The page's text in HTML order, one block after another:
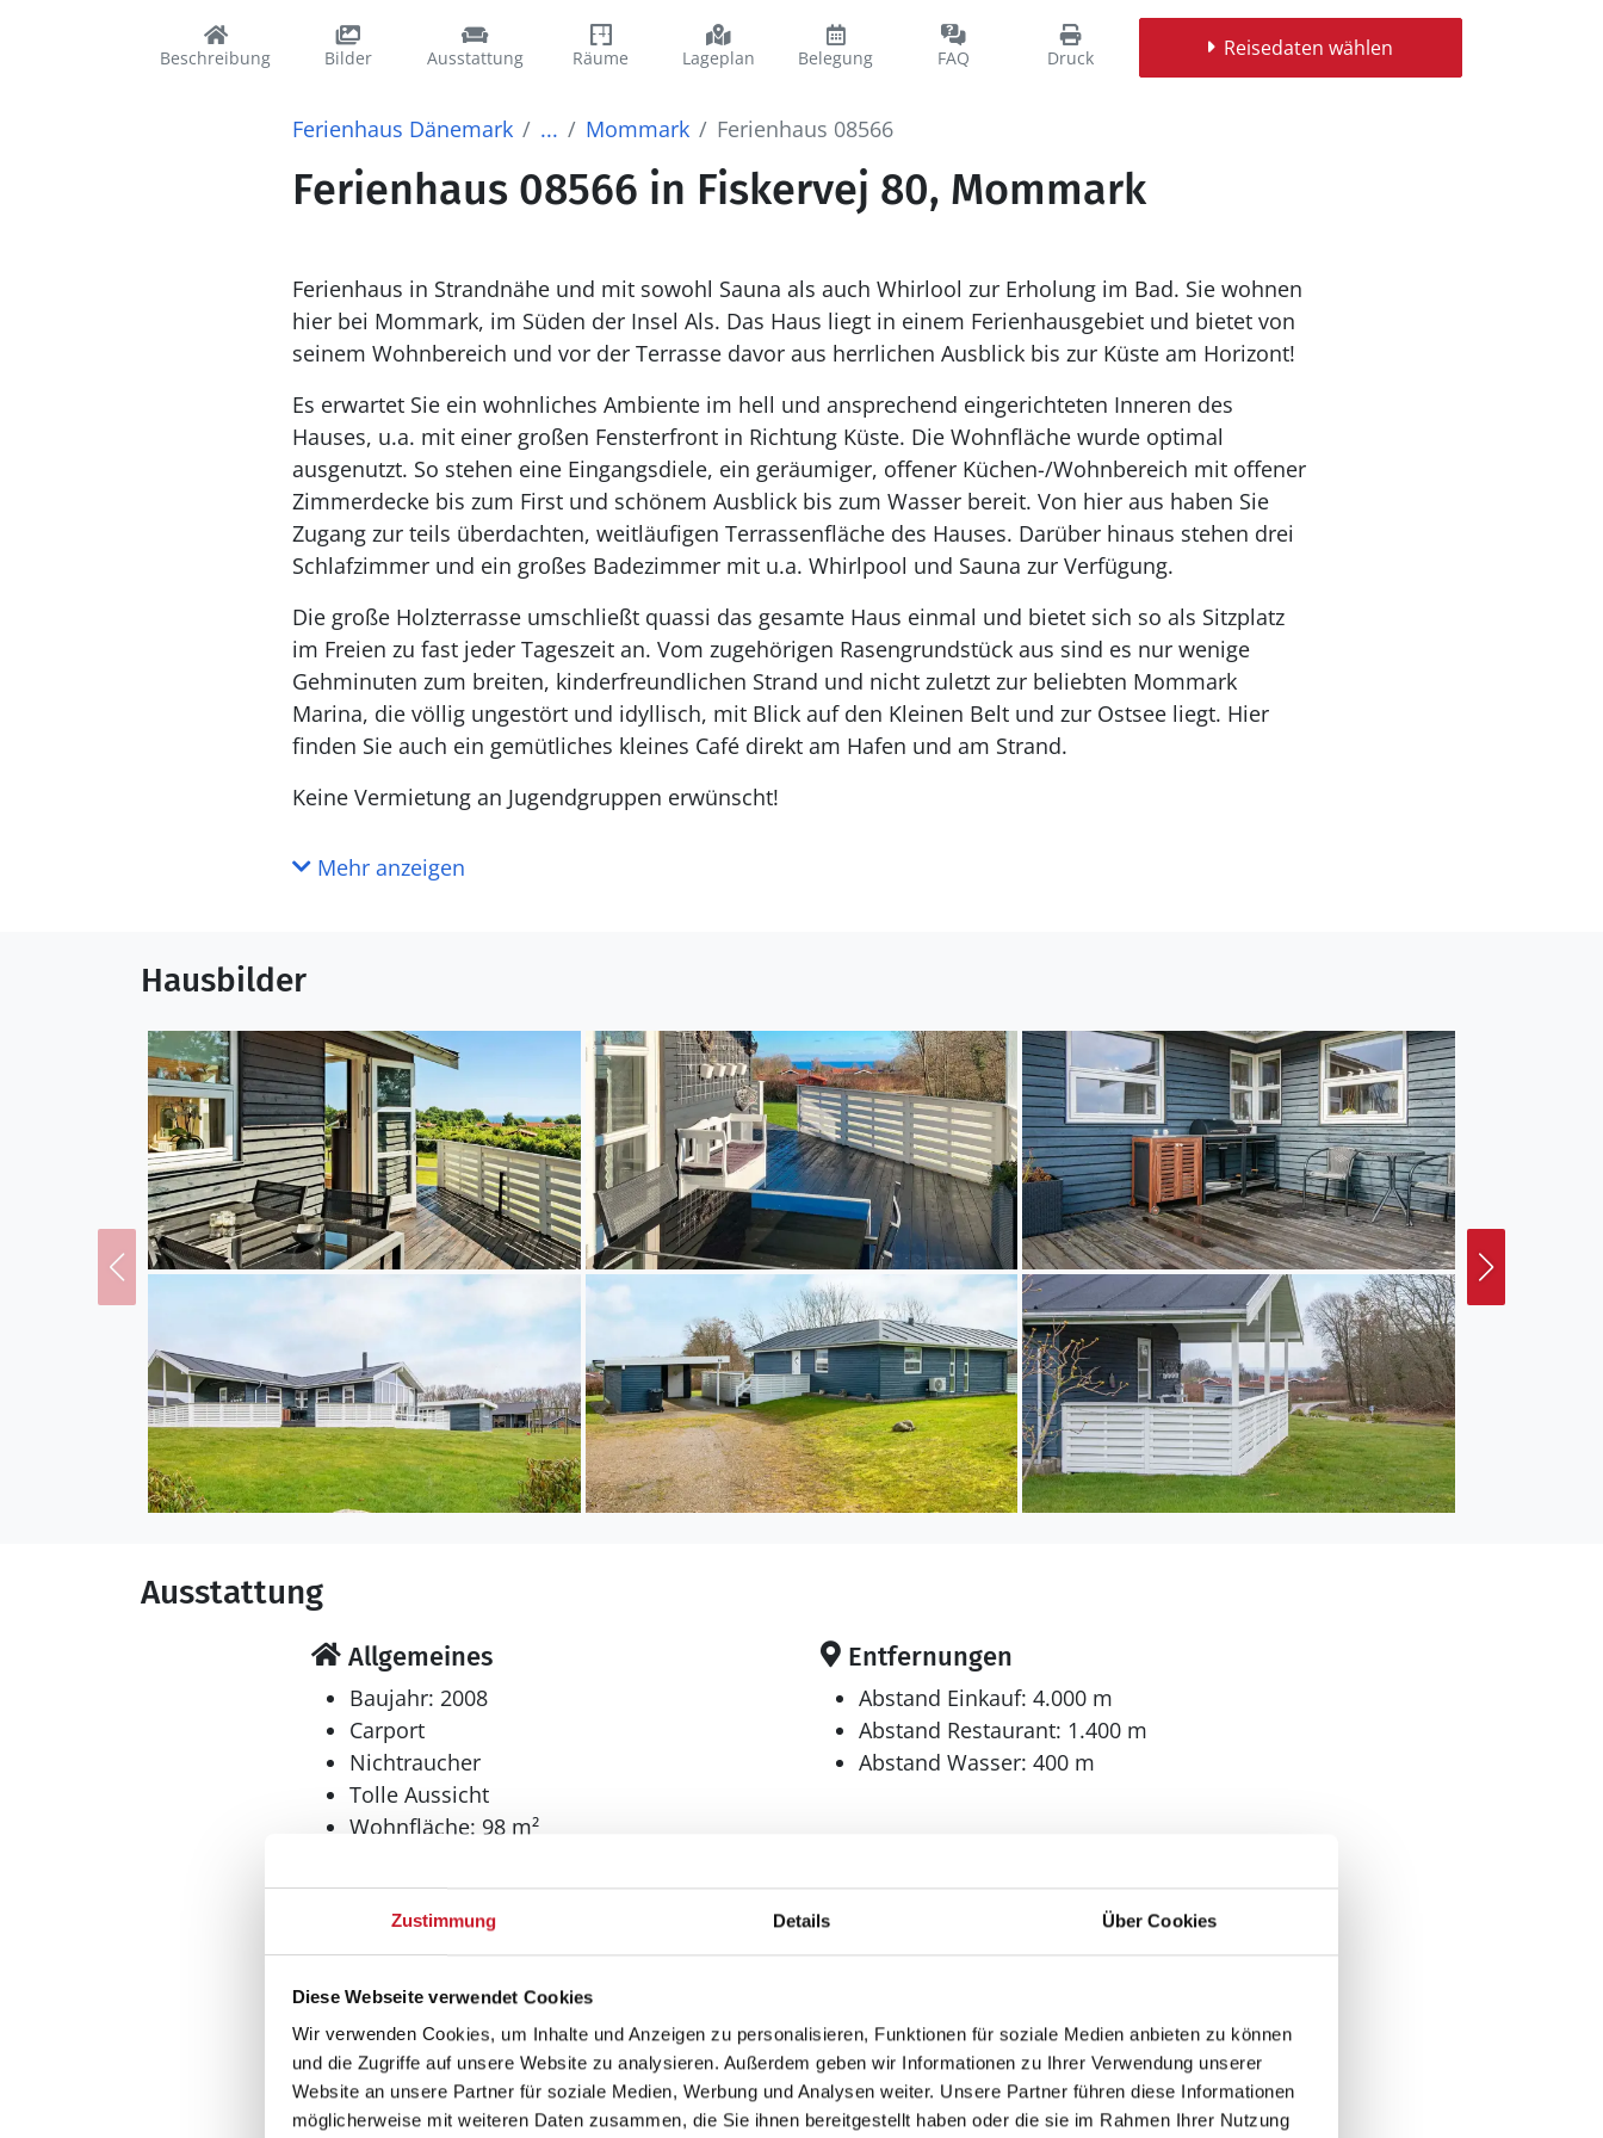
Zustimmung Details Über Cookies
Diese Webseite verwendet Cookies
Wir verwenden Cookies, um Inhalte und Anzeigen zu personalisieren, Funktionen für soziale Medien anbieten zu können
und die Zugriffe auf unsere Website zu analysieren. Außerdem geben wir Informationen zu Ihrer Verwendung unserer
Website an unsere Partner für soziale Medien, Werbung und Analysen weiter. Unsere Partner führen diese Informationen
möglicherweise mit weiteren Daten zusammen, die Sie ihnen bereitgestellt haben oder die sie im Rahmen Ihrer Nutzung
Beschreibung Bilder Ausstattung Räume Lageplan Belegung FAQ Druck Reisedaten wählen
Ferienhaus Dänemark ... Mommark Ferienhaus 08566
Ferienhaus 08566 in Fiskervej 80, Mommark
Ferienhaus in Strandnähe und mit sowohl Sauna als auch Whirlool zur Erholung im Bad. Sie wohnen
hier bei Mommark, im Süden der Insel Als. Das Haus liegt in einem Ferienhausgebiet und bietet von
seinem Wohnbereich und vor der Terrasse davor aus herrlichen Ausblick bis zur Küste am Horizont!
Es erwartet Sie ein wohnliches Ambiente im hell und ansprechend eingerichteten Inneren des
Hauses, u.a. mit einer großen Fensterfront in Richtung Küste. Die Wohnfläche wurde optimal
ausgenutzt. So stehen eine Eingangsdiele, ein geräumiger, offener Küchen-/Wohnbereich mit offener
Zimmerdecke bis zum First und schönem Ausblick bis zum Wasser bereit. Von hier aus haben Sie
Zugang zur teils überdachten, weitläufigen Terrassenfläche des Hauses. Darüber hinaus stehen drei
Schlafzimmer und ein großes Badezimmer mit u.a. Whirlpool und Sauna zur Verfügung.
Die große Holzterrasse umschließt quassi das gesamte Haus einmal und bietet sich so als Sitzplatz
im Freien zu fast jeder Tageszeit an. Vom zugehörigen Rasengrundstück aus sind es nur wenige
Gehminuten zum breiten, kinderfreundlichen Strand und nicht zuletzt zur beliebten Mommark
Marina, die völlig ungestört und idyllisch, mit Blick auf den Kleinen Belt und zur Ostsee liegt. Hier
finden Sie auch ein gemütliches kleines Café direkt am Hafen und am Strand.
Keine Vermietung an Jugendgruppen erwünscht!
Mehr anzeigen
Hausbilder
Ausstattung
Allgemeines
Baujahr: 2008
Carport
Nichtraucher
Tolle Aussicht
Wohnfläche: 98 m²
Entfernungen
Abstand Einkauf: 4.000 m
Abstand Restaurant: 1.400 m
Abstand Wasser: 400 m
Flachbildfernseher
Geschirrspüler
Kühlschrank
Kühl-Gefrier-Kombi
Mikrowelle